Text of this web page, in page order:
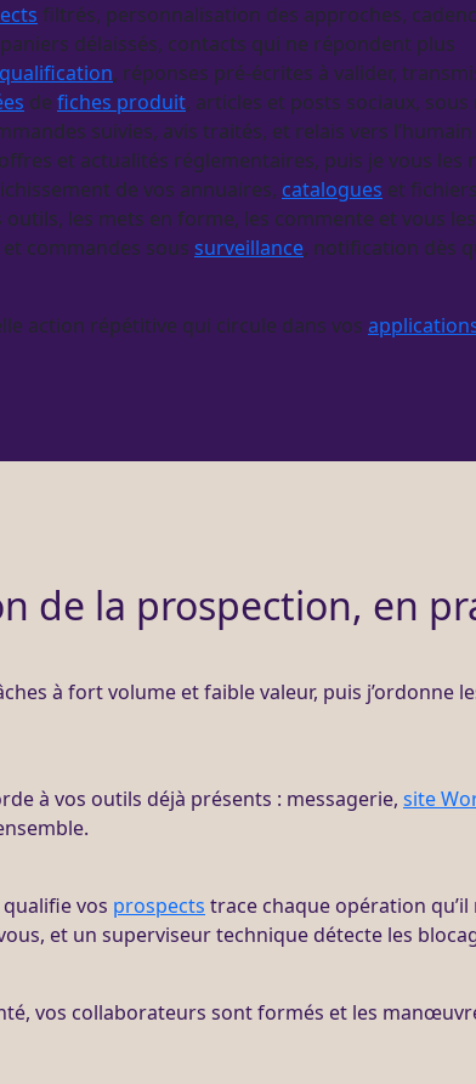
filtrés, personnalisation des approches,
délaissés, contacts qui ne répondent plus
qualification, réponses pré-écrites à valider,
de fiches produit, articles et posts sociaux,
suivies, avis traités, et relais vers
et actualités réglementaires, puis je vous
de vos annuaires, catalogues et
outils, les mets en forme, les commente et vous
et commandes sous surveillance, notification dès
action répétitive qui circule dans vos
de la prospection, en
à fort volume et faible valeur, puis j’ordonne
à vos outils déjà présents : messagerie, site
vos prospects trace chaque opération
et un superviseur technique détecte les
vos collaborateurs sont formés et les